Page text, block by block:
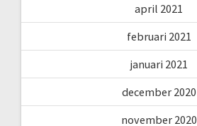
april 2021
februari 2021
januari 2021
december 2020
november 2020